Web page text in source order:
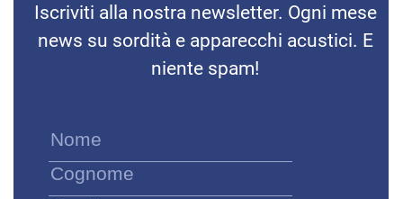
Iscriviti alla nostra newsletter. Ogni mese
news su sordità e apparecchi acustici. E
niente spam!